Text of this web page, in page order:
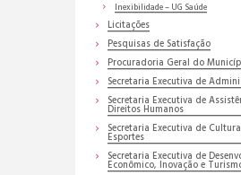
Inexibilidade – UG Saúde
Licitações
Pesquisas de Satisfação
Procuradoria Geral do
Secretaria Executiva de
Secretaria Executiva de
Direitos Humanos
Secretaria Executiva de
Esportes
Secretaria Executiva de
Econômico, Inovação e